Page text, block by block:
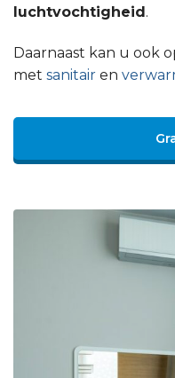
luchtvochtigheid.
Daarnaast kan u ook
met sanitair en